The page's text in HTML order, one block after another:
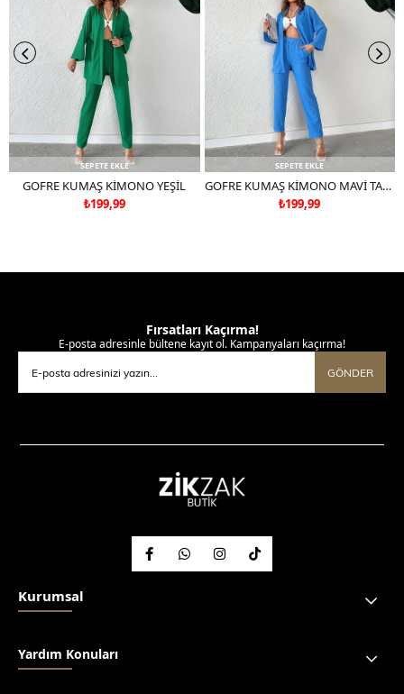
SEPETE EKLE
GOFRE KUMAŞ KİMONO YEŞİL
₺199,99
SEPETE EKLE
GOFRE KUMAŞ KİMONO MAVİ TAKIM DEĞİLDİR
₺199,99
Fırsatları Kaçırma!
E-posta adresinle bültene kayıt ol. Kampanyaları kaçırma!
GÖNDER
Kurumsal
Yardım Konuları